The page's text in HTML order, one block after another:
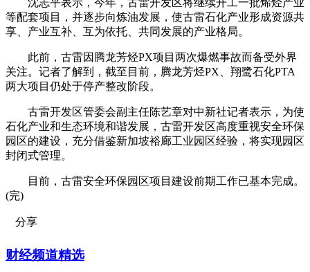
等配套项目，并逐步向炼油发展，使古雷石化产业形成资源共
享、产业互补、互为依托、共同发展的产业格局。
此前，古雷因腾龙芳烃PX项目两次爆燃事故而备受外界
关注。记者了解到，截至目前，腾龙芳烃PX、翔鹭石化PTA
两大项目仍处于停产整改阶段。
古雷开发区管委会副主任陈艺章对中新社记者表示，为使
石化产业和生态环境和谐发展，古雷开发区高度重视安全环保
园区的建设，充分借鉴新加坡裕廊工业园区经验，将实现园区
封闭式管理。
目前，古雷安全环保园区项目建设前期工作已基本完成。
(完)
分享
财经频道精选